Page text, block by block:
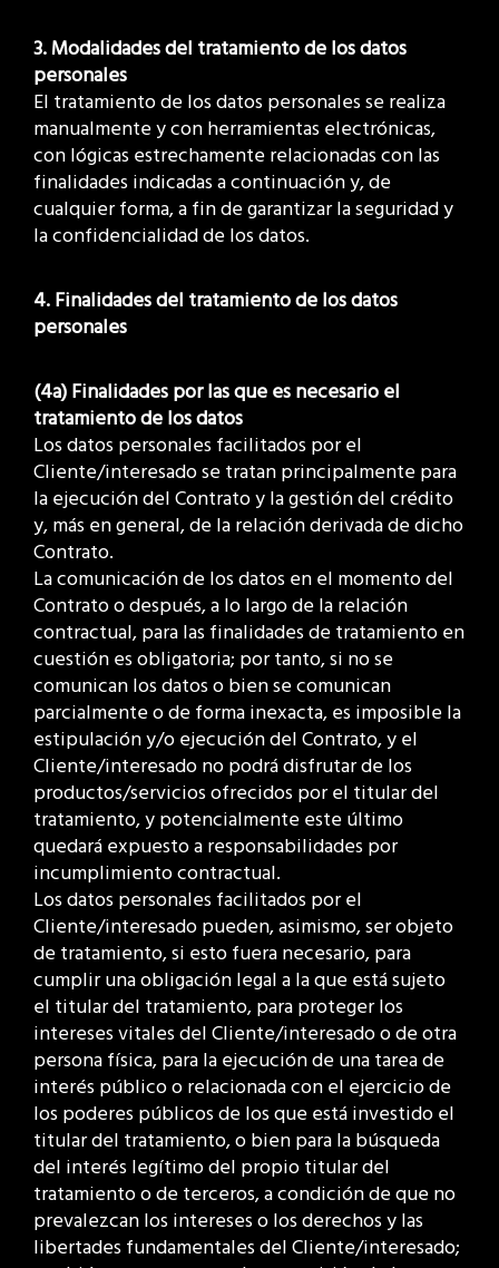
3. Modalidades del tratamiento de los datos
personales
El tratamiento de los datos personales se realiza
manualmente y con herramientas electrónicas,
con lógicas estrechamente relacionadas con las
finalidades indicadas a continuación y, de
cualquier forma, a fin de garantizar la seguridad y
la confidencialidad de los datos.
4. Finalidades del tratamiento de los datos
personales
(4a) Finalidades por las que es necesario el
tratamiento de los datos
Los datos personales facilitados por el
Cliente/interesado se tratan principalmente para
la ejecución del Contrato y la gestión del crédito
y, más en general, de la relación derivada de dicho
Contrato.
La comunicación de los datos en el momento del
Contrato o después, a lo largo de la relación
contractual, para las finalidades de tratamiento en
cuestión es obligatoria; por tanto, si no se
comunican los datos o bien se comunican
parcialmente o de forma inexacta, es imposible la
estipulación y/o ejecución del Contrato, y el
Cliente/interesado no podrá disfrutar de los
productos/servicios ofrecidos por el titular del
tratamiento, y potencialmente este último
quedará expuesto a responsabilidades por
incumplimiento contractual.
Los datos personales facilitados por el
Cliente/interesado pueden, asimismo, ser objeto
de tratamiento, si esto fuera necesario, para
cumplir una obligación legal a la que está sujeto
el titular del tratamiento, para proteger los
intereses vitales del Cliente/interesado o de otra
persona física, para la ejecución de una tarea de
interés público o relacionada con el ejercicio de
los poderes públicos de los que está investido el
titular del tratamiento, o bien para la búsqueda
del interés legítimo del propio titular del
tratamiento o de terceros, a condición de que no
prevalezcan los intereses o los derechos y las
libertades fundamentales del Cliente/interesado;